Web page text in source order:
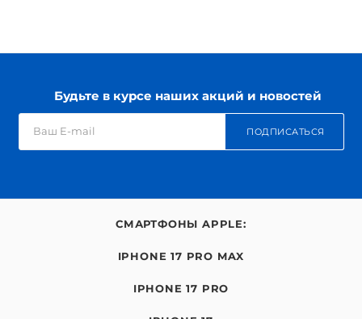
Будьте в курсе наших акций и новостей
ПОДПИСАТЬСЯ
СМАРТФОНЫ APPLE:
IPHONE 17 PRO MAX
IPHONE 17 PRO